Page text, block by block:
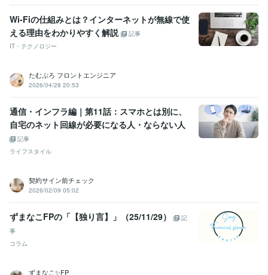
Wi-Fiの仕組みとは？インターネットが無線で使
える理由をわかりやすく解説
記事
IT・テクノロジー
たむぷろ フロントエンジニア
2026/04/28 20:53
通信・インフラ編｜第11話：スマホとは別に、
自宅のネット回線が必要になる人・ならない人
記事
ライフスタイル
契約サイン前チェック
2026/02/09 05:02
ずまなこFPの「【独り言】」（25/11/29）
記
事
コラム
ずまなこ✨FP